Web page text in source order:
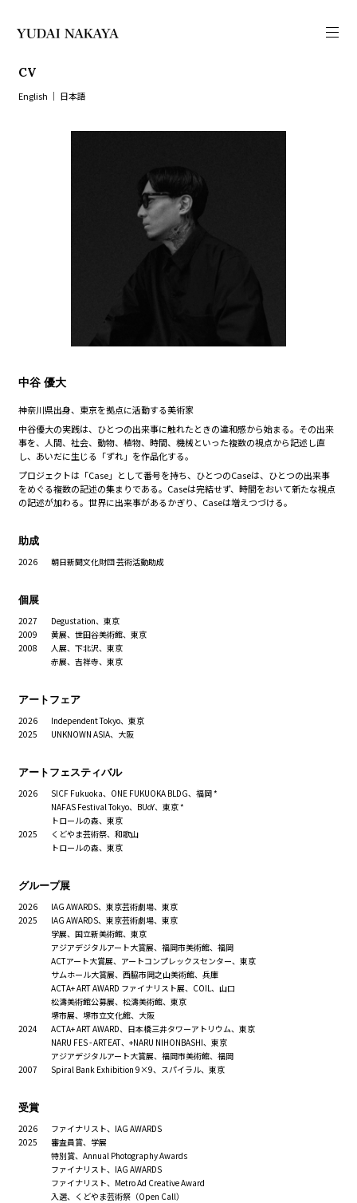
CV
English │ 日本語
中谷 優大
神奈川県出身、東京を拠点に活動する美術家
中谷優大の実践は、ひとつの出来事に触れたときの違和感から始まる。その出来
事を、人間、社会、動物、植物、時間、機械といった複数の視点から記述し直
し、あいだに生じる「ずれ」を作品化する。
プロジェクトは「Case」として番号を持ち、ひとつのCaseは、ひとつの出来事
をめぐる複数の記述の集まりである。Caseは完結せず、時間をおいて新たな視点
の記述が加わる。世界に出来事があるかぎり、Caseは増えつづける。
助成
2026 朝日新聞文化財団 芸術活動助成
個展
2027
Degustation、東京
2009
黄展、世田谷美術館、東京
2008
人展、下北沢、東京
赤展、吉祥寺、東京
アートフェア
2026
Independent Tokyo、東京
2025
UNKNOWN ASIA、大阪
アートフェスティバル
2026
SICF Fukuoka、ONE FUKUOKA BLDG、福岡 *
NAFAS Festival Tokyo、BUoY、東京 *
トロールの森、東京
2025
くどやま芸術祭、和歌山
トロールの森、東京
グループ展
2026
IAG AWARDS、東京芸術劇場、東京
2025
IAG AWARDS、東京芸術劇場、東京
学展、国立新美術館、東京
アジアデジタルアート大賞展、福岡市美術館、福岡
ACTアート大賞展、アートコンプレックスセンター、東京
サムホール大賞展、西脇市岡之山美術館、兵庫
ACTA+ ART AWARD ファイナリスト展、COIL、山口
松濤美術館公募展、松濤美術館、東京
堺市展、堺市立文化館、大阪
2024
ACTA+ ART AWARD、日本橋三井タワーアトリウム、東京
NARU FES - ARTEAT、+NARU NIHONBASHI、東京
アジアデジタルアート大賞展、福岡市美術館、福岡
2007
Spiral Bank Exhibition 9×9、スパイラル、東京
受賞
2026
ファイナリスト、IAG AWARDS
2025
審査員賞、学展
特別賞、Annual Photography Awards
ファイナリスト、IAG AWARDS
ファイナリスト、Metro Ad Creative Award
入選、くどやま芸術祭（Open Call）